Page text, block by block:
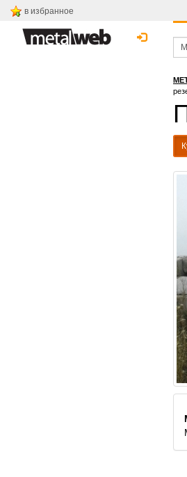
в избранное